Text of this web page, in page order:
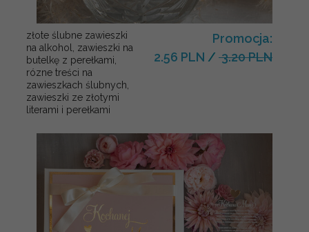
złote ślubne zawieszki
na alkohol, zawieszki na
butelkę z perełkami,
rózne treści na
zawieszkach ślubnych,
zawieszki ze złotymi
literami i perełkami
Promocja:
2.56 PLN / 3.20 PLN